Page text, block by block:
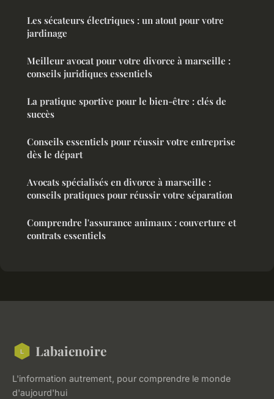
Les sécateurs électriques : un atout pour votre
jardinage
Meilleur avocat pour votre divorce à marseille :
conseils juridiques essentiels
La pratique sportive pour le bien-être : clés de
succès
Conseils essentiels pour réussir votre entreprise
dès le départ
Avocats spécialisés en divorce à marseille :
conseils pratiques pour réussir votre séparation
Comprendre l'assurance animaux : couverture et
contrats essentiels
Labaienoire
L'information autrement, pour comprendre le monde
d'aujourd'hui